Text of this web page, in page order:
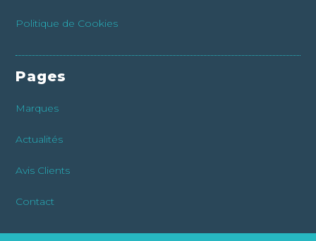
Politique de Cookies
Pages
Marques
Actualités
Avis Clients
Contact